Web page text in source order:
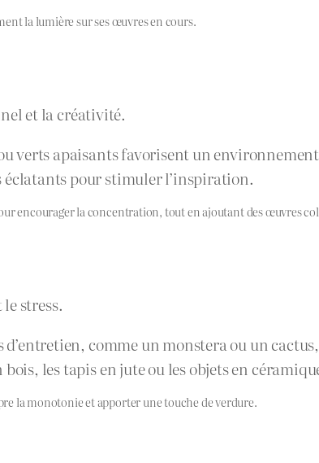
la lumière sur ses œuvres en cours.
et la créativité.
verts apaisants favorisent un
éclatants pour stimuler l’inspiration.
encourager la concentration, tout en ajoutant des œuvres
stress.
comme un monstera ou un
les tapis en jute ou les objets en
la monotonie et apporter une touche de verdure.